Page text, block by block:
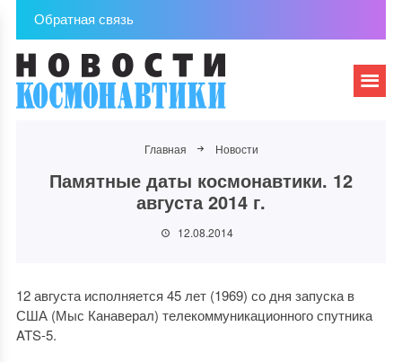
Обратная связь
Главная Новости
Памятные даты космонавтики. 12
августа 2014 г.
12.08.2014
12 августа исполняется 45 лет (1969) со дня запуска в
США (Мыс Канаверал) телекоммуникационного спутника
ATS-5.